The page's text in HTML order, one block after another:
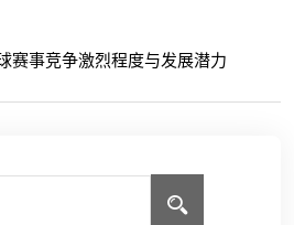
赛事竞争激烈程度与发展潜力